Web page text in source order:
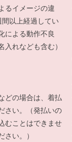
るイメージの違
以上経過してい
よる動作不良
れなども含む）
どの場合は、着払
さい。（発払いの
むことはできませ
さい。）